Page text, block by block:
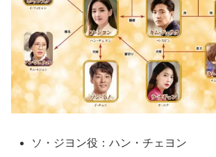
ソ・ジヨン役：ハン・チェヨン